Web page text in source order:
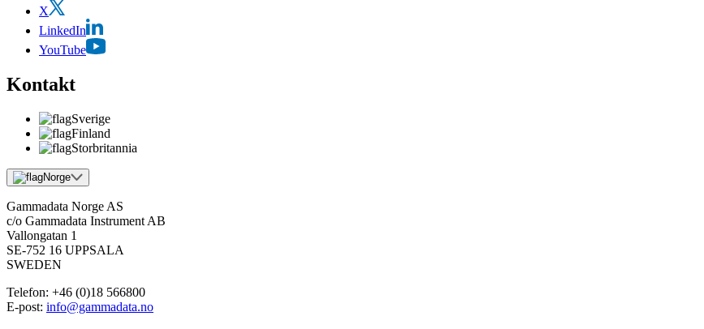
X
LinkedIn
YouTube
Kontakt
Sverige
Finland
Storbritannia
Norge
Gammadata Norge AS
c/o Gammadata Instrument AB
Vallongatan 1
SE-752 16 UPPSALA
SWEDEN
Telefon: +46 (0)18 566800
E-post: info@gammadata.no